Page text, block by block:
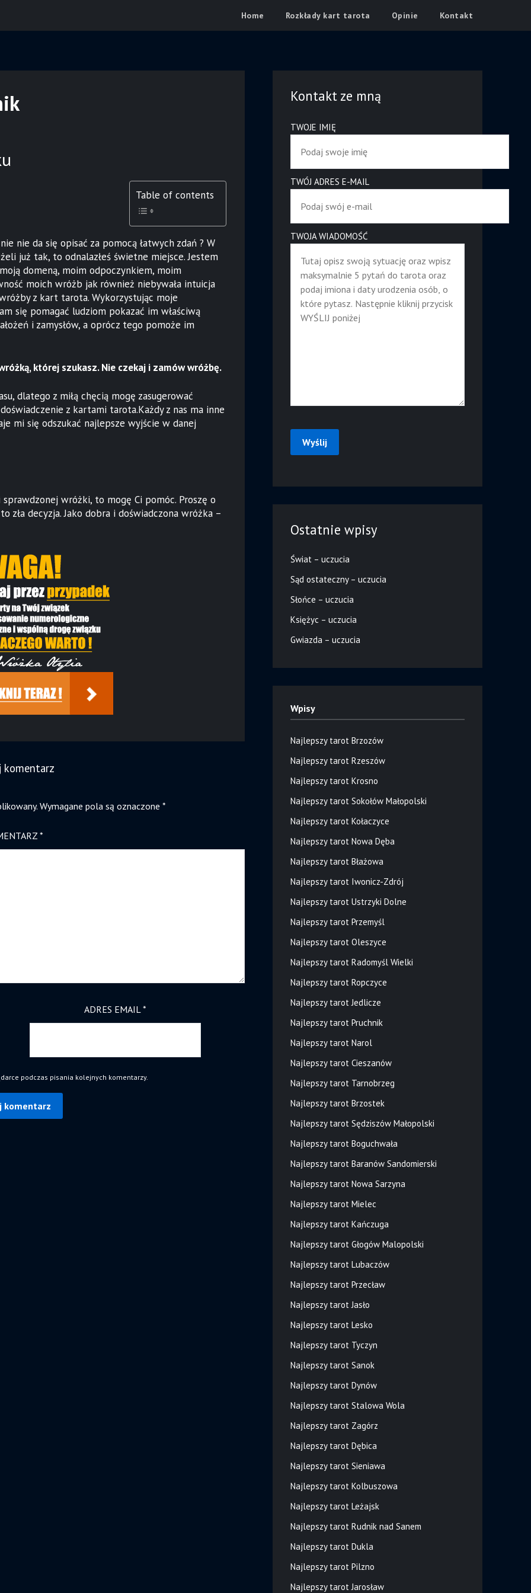
Home Rozkłady kart tarota Opinie Kontakt
Table of contents
nie da się opisać za pomocą łatwych zdań ? W
już tak, to odnalazłeś świetne miejsce. Jestem
domeną, moim odpoczynkiem, moim
moich wróżb jak również niebywała intuicja
z kart tarota. Wykorzystując moje
się pomagać ludziom pokazać im właściwą
i zamysłów, a oprócz tego pomoże im
której szukasz. Nie czekaj i zamów wróżbę.
dlatego z miłą chęcią mogę zasugerować
z kartami tarota.Każdy z nas ma inne
mi się odszukać najlepsze wyjście w danej
wróżki, to mogę Ci pomóc. Proszę o
zła decyzja. Jako dobra i doświadczona wróżka –
komentarz
Wymagane pola są oznaczone *
*
ADRES EMAIL*
podczas pisania kolejnych komentarzy.
Kontakt ze mną
TWOJE IMIĘ
TWÓJ ADRES E-MAIL
TWOJA WIADOMOŚĆ
Ostatnie wpisy
Świat – uczucia
Sąd ostateczny – uczucia
Słońce – uczucia
Księżyc – uczucia
Gwiazda – uczucia
Wpisy
Najlepszy tarot Brzozów
Najlepszy tarot Rzeszów
Najlepszy tarot Krosno
Najlepszy tarot Sokołów Małopolski
Najlepszy tarot Kołaczyce
Najlepszy tarot Nowa Dęba
Najlepszy tarot Błażowa
Najlepszy tarot Iwonicz-Zdrój
Najlepszy tarot Ustrzyki Dolne
Najlepszy tarot Przemyśl
Najlepszy tarot Oleszyce
Najlepszy tarot Radomyśl Wielki
Najlepszy tarot Ropczyce
Najlepszy tarot Jedlicze
Najlepszy tarot Pruchnik
Najlepszy tarot Narol
Najlepszy tarot Cieszanów
Najlepszy tarot Tarnobrzeg
Najlepszy tarot Brzostek
Najlepszy tarot Sędziszów Małopolski
Najlepszy tarot Boguchwała
Najlepszy tarot Baranów Sandomierski
Najlepszy tarot Nowa Sarzyna
Najlepszy tarot Mielec
Najlepszy tarot Kańczuga
Najlepszy tarot Głogów Malopolski
Najlepszy tarot Lubaczów
Najlepszy tarot Przecław
Najlepszy tarot Jasło
Najlepszy tarot Lesko
Najlepszy tarot Tyczyn
Najlepszy tarot Sanok
Najlepszy tarot Dynów
Najlepszy tarot Stalowa Wola
Najlepszy tarot Zagórz
Najlepszy tarot Dębica
Najlepszy tarot Sieniawa
Najlepszy tarot Kolbuszowa
Najlepszy tarot Leżajsk
Najlepszy tarot Rudnik nad Sanem
Najlepszy tarot Dukla
Najlepszy tarot Pilzno
Najlepszy tarot Jarosław